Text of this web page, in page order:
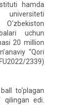
hamda
uchun
20 million
“Qori
2339)
to‘plagan
edi.